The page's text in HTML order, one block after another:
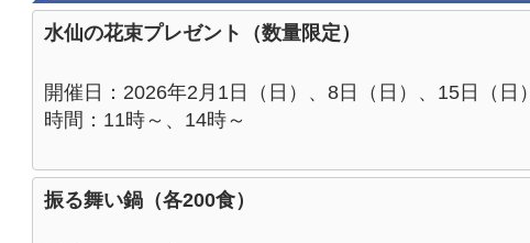
水仙の花束プレゼント（数量限定）
開催日：2026年2月1日（日）、8日（日）、15日（日
時間：11時～、14時～
振る舞い鍋（各200食）